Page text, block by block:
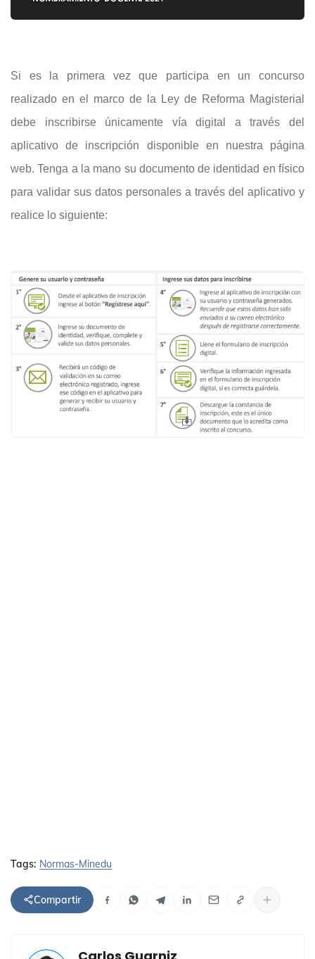
Si es la primera vez que participa en un concurso
realizado en el marco de la Ley de Reforma Magisterial
debe inscribirse únicamente vía digital a través del
aplicativo de inscripción disponible en nuestra página
web. Tenga a la mano su documento de identidad en físico
para validar sus datos personales a través del aplicativo y
realice lo siguiente:
Tags: Normas-Minedu
Compartir